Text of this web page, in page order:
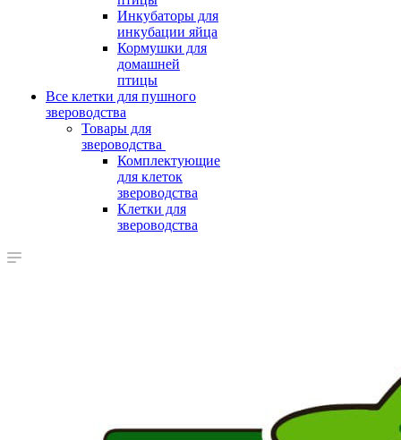
Инкубаторы для
инкубации яйца
Кормушки для
домашней
птицы
Все клетки для пушного
звероводства
Товары для
звероводства
Комплектующие
для клеток
звероводства
Клетки для
звероводства